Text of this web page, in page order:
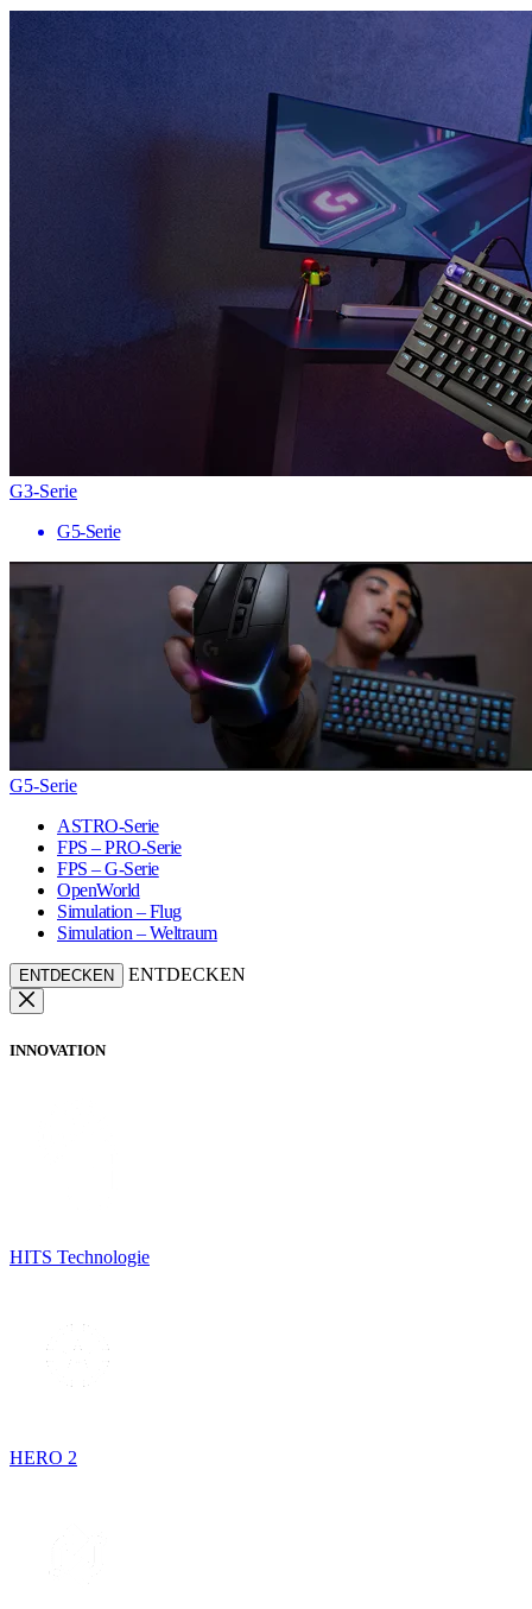
G3-Serie
G5-Serie
G5-Serie
ASTRO-Serie
FPS – PRO-Serie
FPS – G-Serie
OpenWorld
Simulation – Flug
Simulation – Weltraum
ENTDECKEN ENTDECKEN
INNOVATION
HITS Technologie
HERO 2